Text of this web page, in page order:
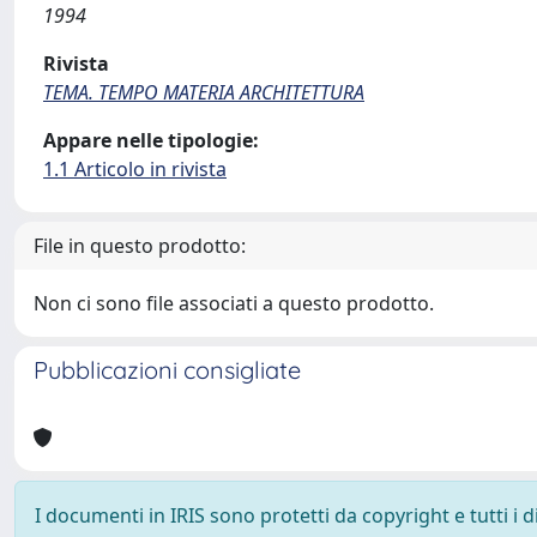
1994
Rivista
TEMA. TEMPO MATERIA ARCHITETTURA
Appare nelle tipologie:
1.1 Articolo in rivista
File in questo prodotto:
Non ci sono file associati a questo prodotto.
Pubblicazioni consigliate
I documenti in IRIS sono protetti da copyright e tutti i